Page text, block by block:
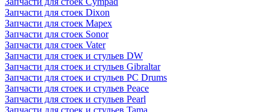
Запчасти для стоек Dixon
Запчасти для стоек Mapex
Запчасти для стоек Sonor
Запчасти для стоек Vater
Запчасти для стоек и стульев DW
Запчасти для стоек и стульев Gibraltar
Запчасти для стоек и стульев PC Drums
Запчасти для стоек и стульев Peace
Запчасти для стоек и стульев Pearl
Запчасти для стоек и стульев Tama